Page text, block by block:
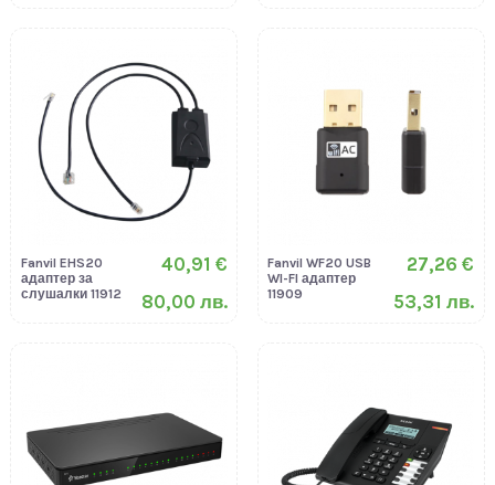
Fanvil EHS20
адаптер за
слушалки 11912
40,91 €
80,00 лв.
Fanvil WF20 USB
WI-FI адаптер
11909
27,26 €
53,31 лв.